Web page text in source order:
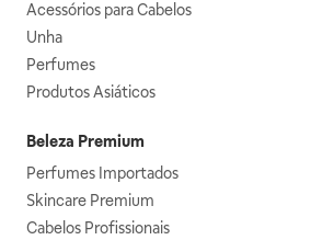
Acessórios para Cabelos
Unha
Perfumes
Produtos Asiáticos
Beleza Premium
Perfumes Importados
Skincare Premium
Cabelos Profissionais